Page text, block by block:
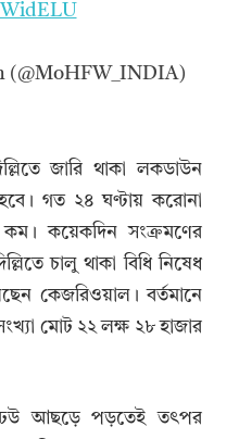
জারি থাকা লকডাউন
গত ২৪ ঘণ্টায় করোনা
কম। কয়েকদিন সংক্রমণের
চালু থাকা বিধি নিষেধ
কেজরিওয়াল। বর্তমানে
মোট ২২ লক্ষ ২৮ হাজার
ঢেউ আছড়ে পড়তেই তৎপর